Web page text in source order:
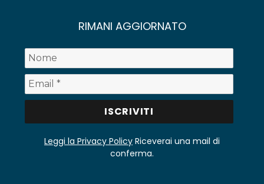
RIMANI AGGIORNATO
Leggi la Privacy Policy Riceverai una mail di
conferma.